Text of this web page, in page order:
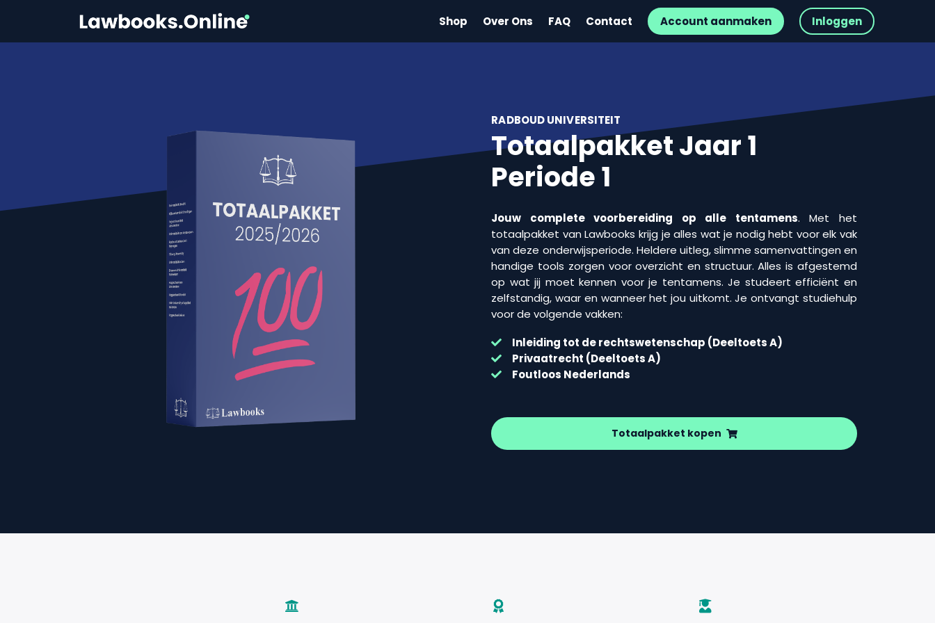
Shop Over Ons FAQ Contact Account aanmaken Inloggen
RADBOUD UNIVERSITEIT
Totaalpakket Jaar 1
Periode 1
Jouw complete voorbereiding op alle tentamens. Met het
totaalpakket van Lawbooks krijg je alles wat je nodig hebt voor elk vak
van deze onderwijsperiode. Heldere uitleg, slimme samenvattingen en
handige tools zorgen voor overzicht en structuur. Alles is afgestemd
op wat jij moet kennen voor je tentamens. Je studeert efficiënt en
zelfstandig, waar en wanneer het jou uitkomt. Je ontvangt studiehulp
voor de volgende vakken:
Inleiding tot de rechtswetenschap (Deeltoets A)
Privaatrecht (Deeltoets A)
Foutloos Nederlands
Totaalpakket kopen